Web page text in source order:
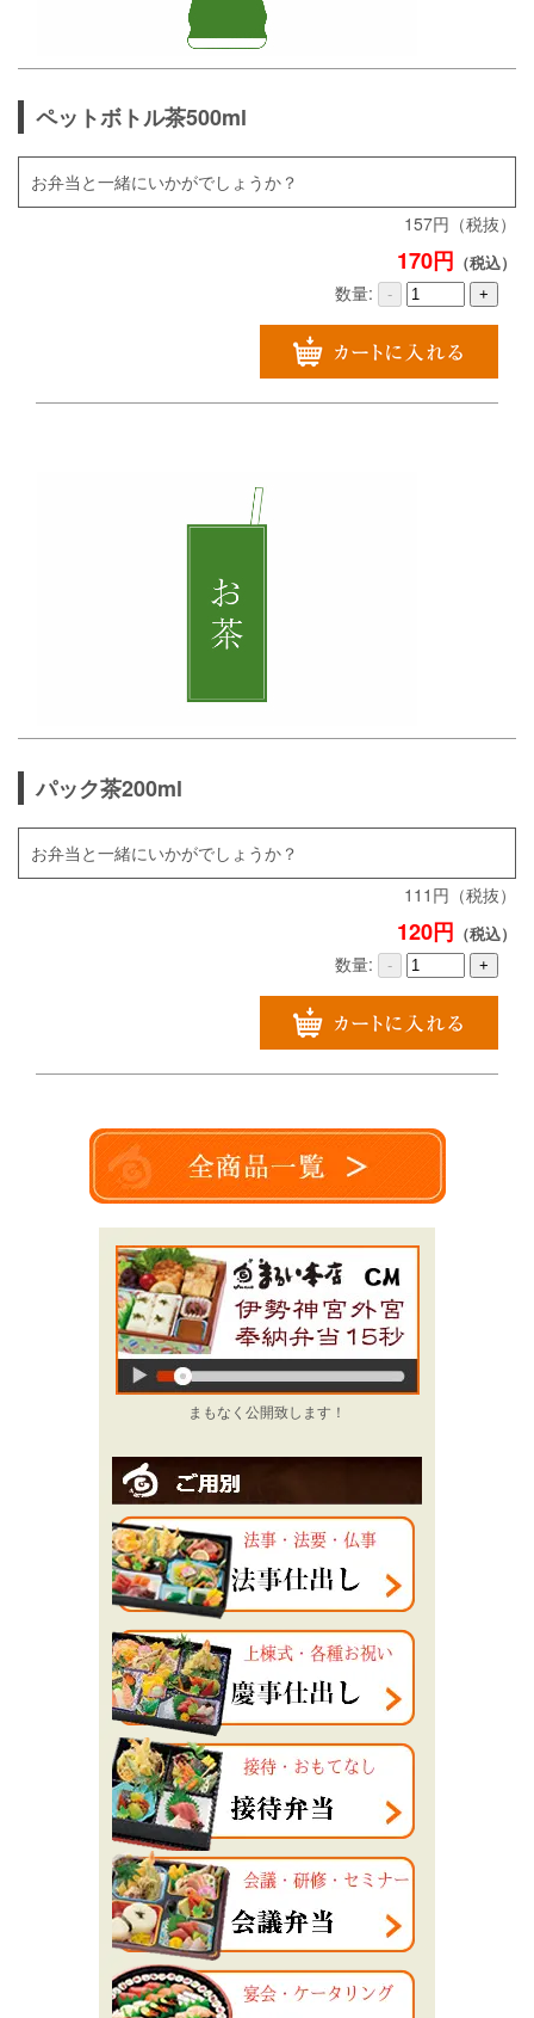
ペットボトル茶500ml
お弁当と一緒にいかがでしょうか？
157円（税抜）
170円 （税込）
数量: - +
パック茶200ml
お弁当と一緒にいかがでしょうか？
111円（税抜）
120円 （税込）
数量: - +
まもなく公開致します！